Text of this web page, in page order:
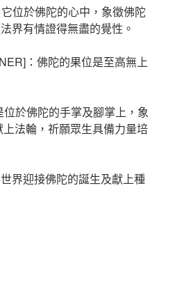
位於佛陀的心中，象徵佛陀
界有情證得無盡的覺性。
：佛陀的果位是至高無上
於佛陀的手掌及腳掌上，象
法輪，祈願眾生具備力量培
界迎接佛陀的誕生及獻上種